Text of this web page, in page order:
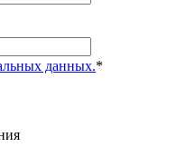
данных.*